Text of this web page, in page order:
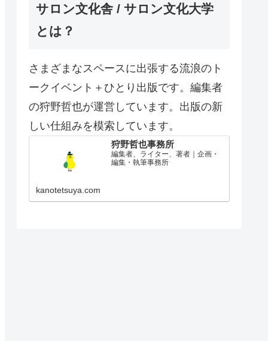
サロン文化舎 / サロン文化大学
とは？
さまざまなスペースに出張する流浪のト
ークイベント＋ひとり出版です。編集者
の狩野哲也が運営しています。出版の新
しい仕組みを模索しています。
狩野哲也事務所
編集者、ライター、著者｜企画・
編集・執筆事務所
kanotetsuya.com